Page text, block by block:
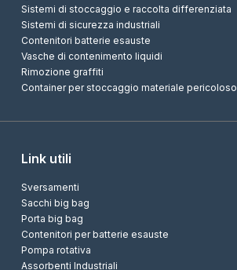
Sistemi di stoccaggio e raccolta differenziata
Sistemi di sicurezza industriali
Contenitori batterie esauste
Vasche di contenimento liquidi
Rimozione graffiti
Container per stoccaggio materiale pericoloso
Link utili
Sversamenti
Sacchi big bag
Porta big bag
Contenitori per batterie esauste
Pompa rotativa
Assorbenti Industriali